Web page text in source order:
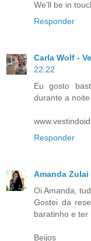
We'll be in
Responder
Carla Wolf -
22:22
Eu gosto
durante a
Responder
Amanda Zulai
Oi Amanda,
Gostei da
baratinho e
Beijos